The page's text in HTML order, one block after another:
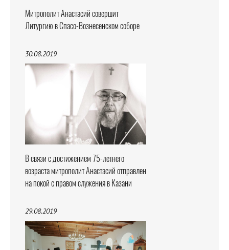
Митрополит Анастасий совершит
Литургию в Спасо-Вознесенском соборе
30.08.2019
В связи с достижением 75-летнего
возраста митрополит Анастасий отправлен
на покой с правом служения в Казани
29.08.2019